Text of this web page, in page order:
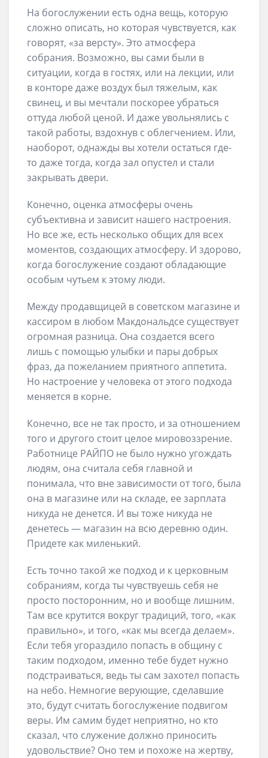
На богослужении есть одна вещь, которую
сложно описать, но которая чувствуется, как
говорят, «за версту». Это атмосфера
собрания. Возможно, вы сами были в
ситуации, когда в гостях, или на лекции, или
в конторе даже воздух был тяжелым, как
свинец, и вы мечтали поскорее убраться
оттуда любой ценой. И даже увольнялись с
такой работы, вздохнув с облегчением. Или,
наоборот, однажды вы хотели остаться где-
то даже тогда, когда зал опустел и стали
закрывать двери.
Конечно, оценка атмосферы очень
субъективна и зависит нашего настроения.
Но все же, есть несколько общих для всех
моментов, создающих атмосферу. И здорово,
когда богослужение создают обладающие
особым чутьем к этому люди.
Между продавщицей в советском магазине и
кассиром в любом Макдональдсе существует
огромная разница. Она создается всего
лишь с помощью улыбки и пары добрых
фраз, да пожеланием приятного аппетита.
Но настроение у человека от этого подхода
меняется в корне.
Конечно, все не так просто, и за отношением
того и другого стоит целое мировоззрение.
Работнице РАЙПО не было нужно угождать
людям, она считала себя главной и
понимала, что вне зависимости от того, была
она в магазине или на складе, ее зарплата
никуда не денется. И вы тоже никуда не
денетесь — магазин на всю деревню один.
Придете как миленький.
Есть точно такой же подход и к церковным
собраниям, когда ты чувствуешь себя не
просто посторонним, но и вообще лишним.
Там все крутится вокруг традиций, того, «как
правильно», и того, «как мы всегда делаем».
Если тебя угораздило попасть в общину с
таким подходом, именно тебе будет нужно
подстраиваться, ведь ты сам захотел попасть
на небо. Немногие верующие, сделавшие
это, будут считать богослужение подвигом
веры. Им самим будет неприятно, но кто
сказал, что служение должно приносить
удовольствие? Оно тем и похоже на жертву,